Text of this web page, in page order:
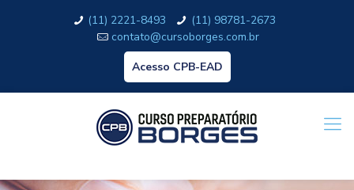
(11) 2221-8493
(11) 98781-2673
contato@cursoborges.com.br
Acesso CPB-EAD